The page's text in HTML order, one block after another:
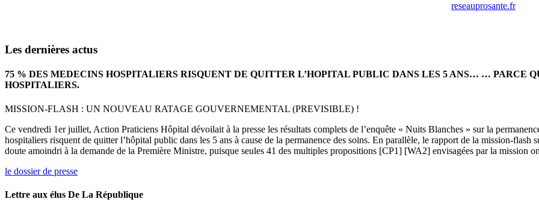
reseauprosante.fr
Les dernières actus
75 % DES MEDECINS HOSPITALIERS RISQUENT DE QUITTER L’HOPITAL PUBLIC DANS LES 5 ANS… … PARCE
HOSPITALIERS.
MISSION-FLASH : UN NOUVEAU RATAGE GOUVERNEMENTAL (PREVISIBLE) !
Ce vendredi 1er juillet, Action Praticiens Hôpital dévoilait à la presse les résultats complets de l’enquête « Nuits Blanches » sur la
hospitaliers risquent de quitter l’hôpital public dans les 5 ans à cause de la permanence des soins. En parallèle, le rapport de la mission-
doute amoindri à la demande de la Première Ministre, puisque seules 41 des multiples propositions [CP1] [WA2] envisagées par la mission
le dossier de presse
Lettre aux élus De La République